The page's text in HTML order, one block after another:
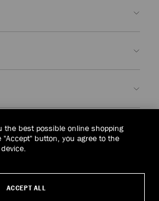
搭的廓形，可随心搭配正装或便装造型。
周末的运动鞋换成穆勒鞋，轻松搭配休闲 T
the best possible online shopping
button, you agree to the
ACCEPT ALL